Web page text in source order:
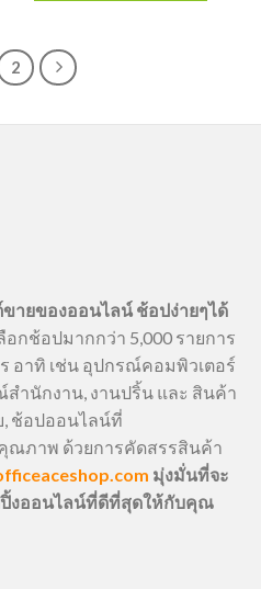
2
ขายของออนไลน์ ช้อปง่ายๆได้
กช้อปมากกว่า 5,000 รายการ
อาทิ เช่น อุปกรณ์คอมพิวเตอร์
สำนักงาน, งานปริ้น และ สินค้า
ช้อปออนไลน์ที่
ณภาพ ด้วยการคัดสรรสินค้า
มุ่งมั่นที่จะ
งออนไลน์ที่ดีที่สุดให้กับคุณ